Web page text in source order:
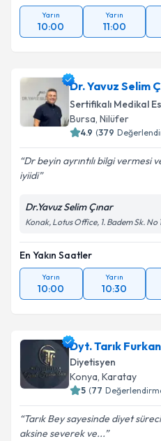
Yarın
10:00
Yarın
11:00
Dr. Yavuz Selim
Sertifikalı Medikal
Bursa, Nilüfer
4.9 (379
Dr beyin ayrıntılı bilgi vermesi
iyiidi
Dr.Yavuz Selim Çınar
Konak, Lotus Office, 1. Badem Sk. No
En Yakın Saatler
Yarın
10:00
Yarın
10:30
Dyt. Tarık
Diyetisyen
Konya, Karatay
5 (77
Tarık Bey sayesinde diyet
aksine severek ve...